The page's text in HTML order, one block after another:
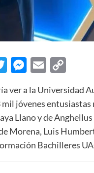
Twitter
Messenger
Email
ver a la Universidad
mil jóvenes
Llano y de
Morena, Luis
Bachilleres